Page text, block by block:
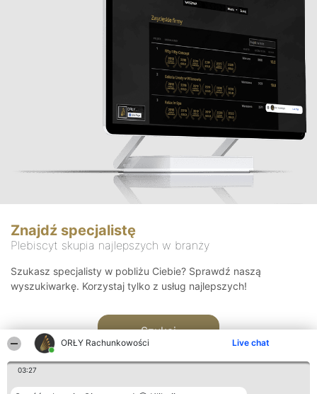
ORŁY Rachunkowości Live chat
03:27
Znajdź specjalistę
Plebiscyt skupia najlepszych w branży
Szukasz specjalisty w pobliżu Ciebie? Sprawdź naszą
wyszukiwarkę. Korzystaj tylko z usług najlepszych!
Szukaj